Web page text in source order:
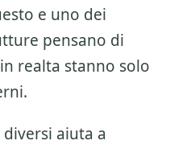
e uno dei
pensano di
realta stanno solo
aiuta a